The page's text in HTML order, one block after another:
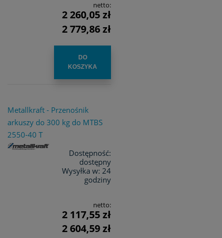
netto:
2 260,05 zł
2 779,86 zł
DO
KOSZYKA
Metallkraft - Przenośnik
arkuszy do 300 kg do MTBS
2550-40 T
Dostępność:
dostępny
Wysyłka w: 24
godziny
netto:
2 117,55 zł
2 604,59 zł